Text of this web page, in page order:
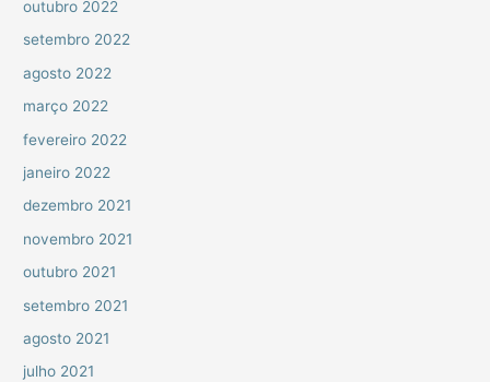
outubro 2022
setembro 2022
agosto 2022
março 2022
fevereiro 2022
janeiro 2022
dezembro 2021
novembro 2021
outubro 2021
setembro 2021
agosto 2021
julho 2021